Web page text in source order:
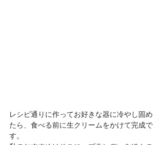
レシピ通りに作ってお好きな器に冷やし固め
たら、食べる前に生クリームをかけて完成で
す。